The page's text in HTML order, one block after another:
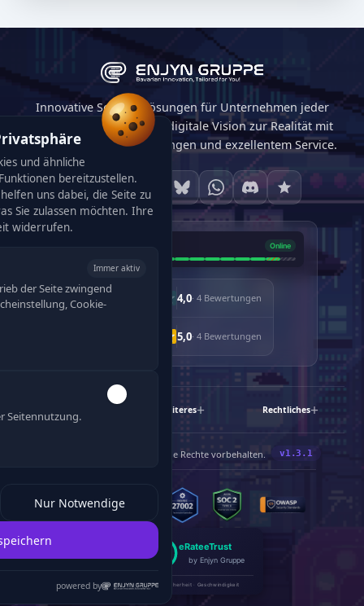
Innovative Softwarelösungen für Unternehmen jeder
Größe. Wir machen Ihre digitale Vision zur Realität mit
maßgeschneiderten Lösungen und exzellentem Service.
4,0· 4 Bewertungen
5,0· 4 Bewertungen
Weiteres Rechtliches
Gruppe. Alle Rechte vorbehalten.
A+
100%
A+
100%
eRateeTrust
by Enjyn Gruppe
DSGVO · SEO · Sicherheit · Geschwindigkeit
120
und ähnliche
bereitzustellen.
uns dabei, die Seite zu
Sie zulassen möchten. Ihre
widerrufen.
Immer aktiv
der Seite zwingend
Cookie-
Seitennutzung.
Nur Notwendige
powered by